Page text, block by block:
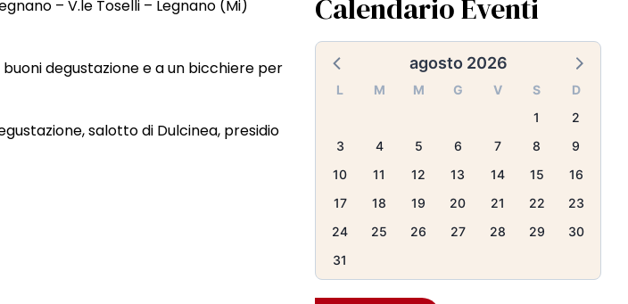
– V.le Toselli – Legnano (Mi)
degustazione e a un bicchiere per
salotto di Dulcinea, presidio
Calendario Eventi
agosto 2026
L M M G V S
D
1
2
3
4 5 6 7 8
9
10
11 12 13 14 15
16
17
18 19 20 21 22
23
24
25 26 27 28 29
30
31